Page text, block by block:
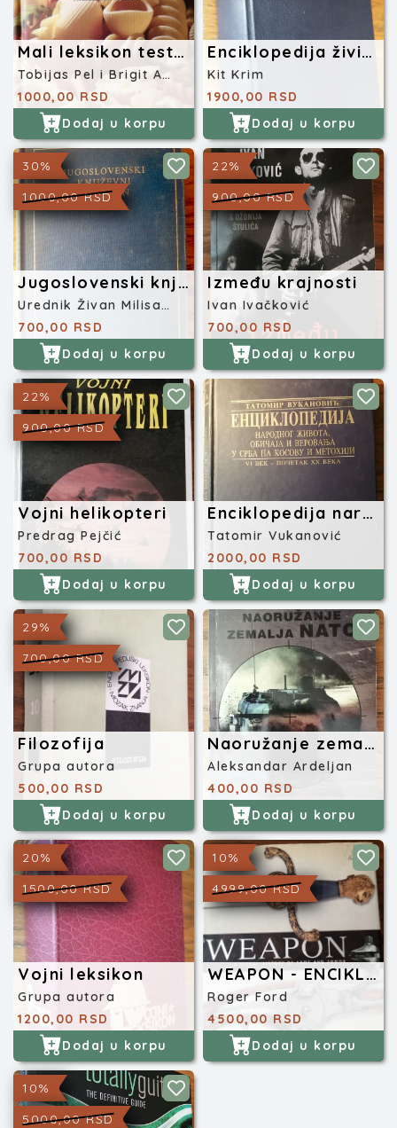
Mali leksikon testenina
Tobijas Pel i Brigit Andrič
1000,00 RSD
Dodaj u korpu
Enciklopedija živih religija
Kit Krim
1900,00 RSD
Dodaj u korpu
30%
1000,00 RSD
Jugoslovenski književni leksikon
Urednik Živan Milisavac
700,00 RSD
Dodaj u korpu
22%
900,00 RSD
Između krajnosti
Ivan Ivačković
700,00 RSD
Dodaj u korpu
22%
900,00 RSD
Vojni helikopteri
Predrag Pejčić
700,00 RSD
Dodaj u korpu
Enciklopedija narodnog života u Srba na Kosovu
Tatomir Vukanović
2000,00 RSD
Dodaj u korpu
29%
700,00 RSD
Filozofija
Grupa autora
500,00 RSD
Dodaj u korpu
Naoružanje zemalja NATO
Aleksandar Ardeljan
400,00 RSD
Dodaj u korpu
20%
1500,00 RSD
Vojni leksikon
Grupa autora
1200,00 RSD
Dodaj u korpu
10%
4999,00 RSD
WEAPON - ENCIKLOPEDIJA NAORUŽANJA
Roger Ford
4500,00 RSD
Dodaj u korpu
10%
5000,00 RSD